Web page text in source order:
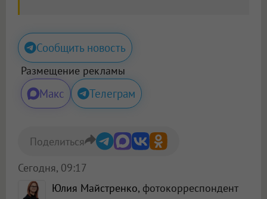
Сообщить новость
Размещение рекламы
Макс Телеграм
Юлия Майстренко, фотокорреспондент
Сегодня, 09:17
Поделиться